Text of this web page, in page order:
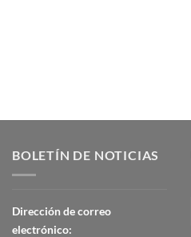
BOLETÍN DE NOTICIAS
Dirección de correo
electrónico: